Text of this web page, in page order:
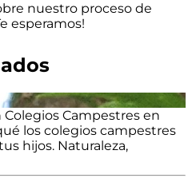
nuestro proceso de
esperamos!
Campestres en
los colegios campestres
hijos. Naturaleza,